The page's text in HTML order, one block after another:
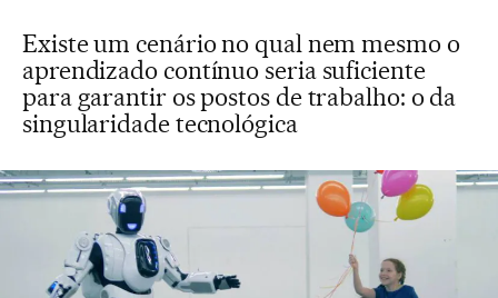
Existe um cenário no qual nem mesmo o
aprendizado contínuo seria suficiente
para garantir os postos de trabalho: o da
singularidade tecnológica